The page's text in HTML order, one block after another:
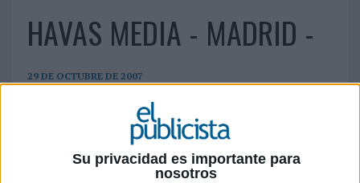
Su privacidad es importante para
nosotros
HAVAS MEDIA - MADRID -
29 DE OCTUBRE DE 2007
C/ Eloy Gonzalo 10 28010 Madrid Tel.: 91 456
9090 ana.castro@havas.com
http://www.havasmediagroup.com/es